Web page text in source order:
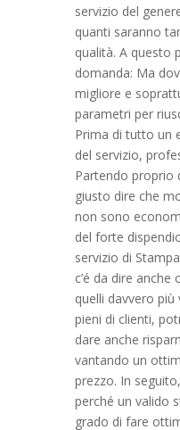
servizio del
quanti saranno
qualità. A questo
domanda: Ma
migliore e
parametri per
Prima di tutto un
del servizio,
Partendo proprio
giusto dire che
non sono
del forte
servizio di
c’é da dire anche
quelli davvero
pieni di clienti,
dare anche
vantando un
prezzo. In
perché un valido
grado di fare